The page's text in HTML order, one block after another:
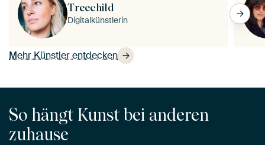
Mehr Künstler entdecken
Treechild
Digitalkünstlerin
So hängt Kunst bei anderen
zuhause